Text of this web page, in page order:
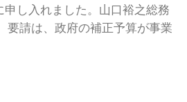
申し入れました。山口裕之総務
要請は、政府の補正予算が事業